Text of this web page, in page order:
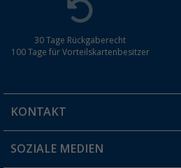
30 Tage Rückgaberecht
100 Tage für Vorteilskartenbesitzer
KONTAKT
Du hast eine Frage?
SOZIALE MEDIEN